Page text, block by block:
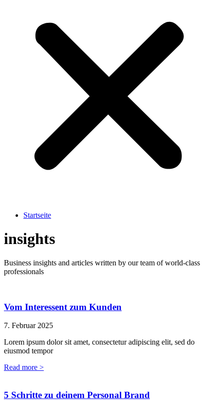
Startseite
insights
Business insights and articles written by our team of world-class
professionals
Vom Interessent zum Kunden
7. Februar 2025
Lorem ipsum dolor sit amet, consectetur adipiscing elit, sed do
eiusmod tempor
Read more >
5 Schritte zu deinem Personal Brand